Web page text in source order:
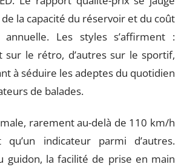
la capacité du réservoir et du coût
annuelle. Les styles s’affirment :
sur le rétro, d’autres sur le sportif,
à séduire les adeptes du quotidien
de balades.
rarement au-delà de 110 km/h
qu’un indicateur parmi d’autres.
guidon, la facilité de prise en main